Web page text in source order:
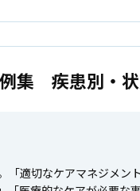
集 疾患別・
「適切なケアマネジメン